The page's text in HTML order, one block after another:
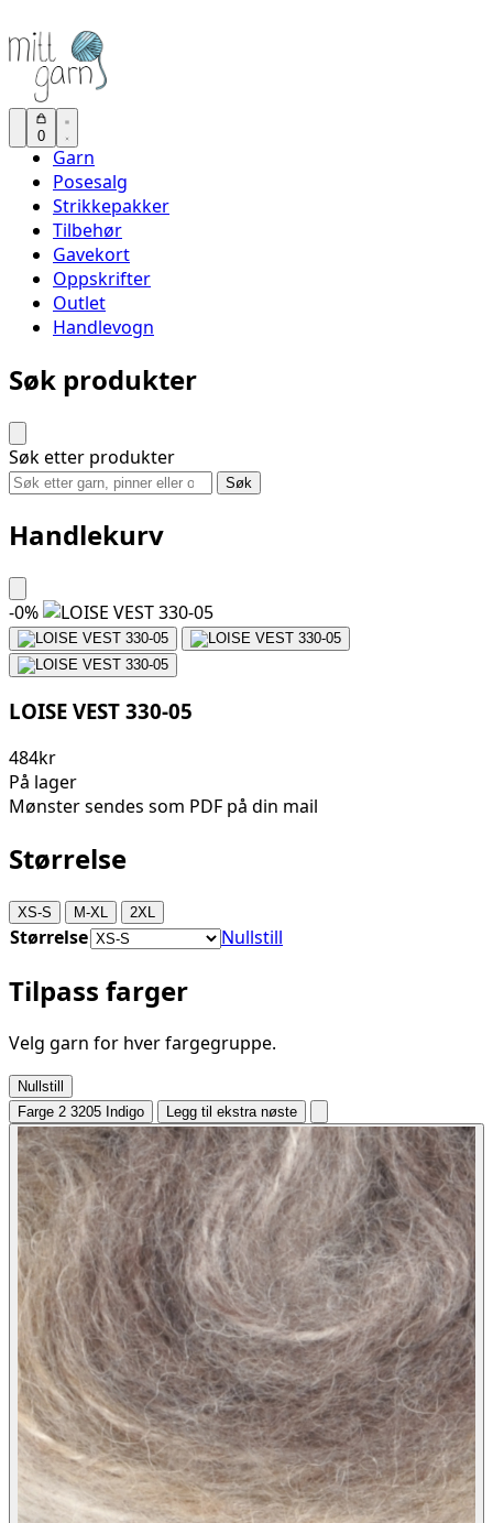
0
Garn
Posesalg
Strikkepakker
Tilbehør
Gavekort
Oppskrifter
Outlet
Handlevogn
Søk produkter
Søk etter produkter
Søk
Handlekurv
-0%
LOISE VEST 330-05
484kr
På lager
Mønster sendes som PDF på din mail
Størrelse
XS-S M-XL 2XL
Størrelse Nullstill
Tilpass farger
Velg garn for hver fargegruppe.
Nullstill
Farge 2 3205 Indigo Legg til ekstra nøste